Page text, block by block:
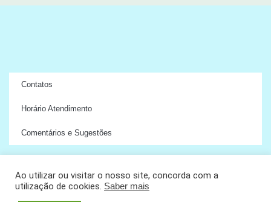
Contatos
Horário Atendimento
Comentários e Sugestões
Copyright © 2024 União das Freguesias de Ramada e Caneças
Ao utilizar ou visitar o nosso site, concorda com a
utilização de cookies. Saber mais